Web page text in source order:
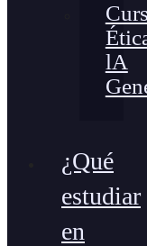
lA
¿Qué
estudiar
en